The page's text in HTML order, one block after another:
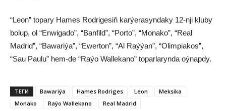
“Leon” topary Hames Rodrigesiň karýerasyndaky 12-nji kluby
bolup, ol “Enwigado”, “Banfild”, “Porto”, “Monako”, “Real
Madrid”, “Bawariýa”, “Ewerton”, “Al Raýýan”, “Olimpiakos”,
“Sau Paulu” hem-de “Raýo Wallekano” toparlarynda oýnapdy.
ТЕГИ Bawariýa Hames Rodriges Leon
Meksika
Monako
Raýo Wallekano Real Madrid